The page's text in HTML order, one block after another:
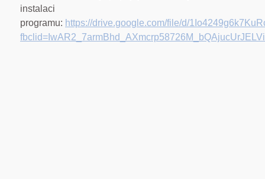
instalaci
programu: https://drive.google.com/file/d/